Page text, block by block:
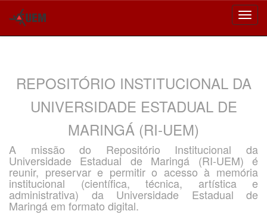
REPOSITÓRIO INSTITUCIONAL DA
UNIVERSIDADE ESTADUAL DE
MARINGÁ (RI-UEM)
A missão do Repositório Institucional da
Universidade Estadual de Maringá (RI-UEM) é
reunir, preservar e permitir o acesso à memória
institucional (científica, técnica, artística e
administrativa) da Universidade Estadual de
Maringá em formato digital.